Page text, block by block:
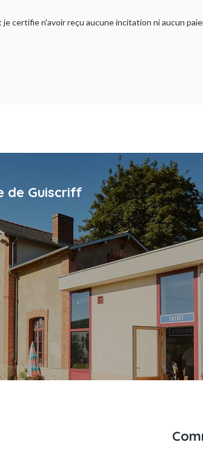
je certifie n'avoir reçu aucune incitation ni aucun
de Guiscriff